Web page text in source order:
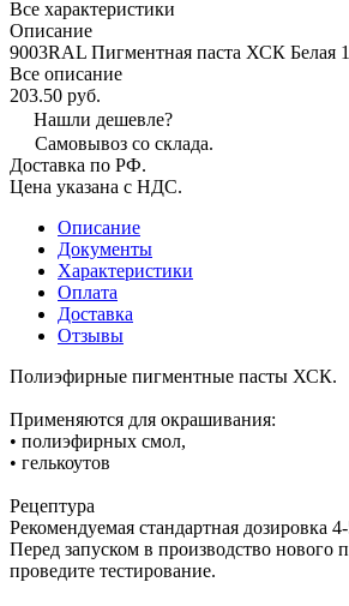
Все характеристики
Описание
9003RAL Пигментная паста ХСК Белая
Все описание
203.50 руб.
Нашли дешевле?
Самовывоз со склада.
Доставка по РФ.
Цена указана с НДС.
Описание
Документы
Характеристики
Оплата
Доставка
Отзывы
Полиэфирные пигментные пасты ХСК.
Применяются для окрашивания:
• полиэфирных смол,
• гелькоутов
Рецептура
Рекомендуемая стандартная дозировка
Перед запуском в производство нового
проведите тестирование.